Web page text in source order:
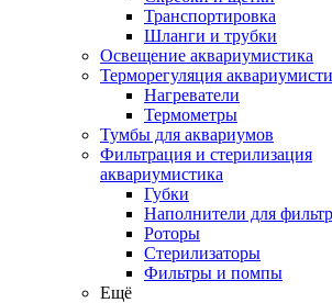
Транспортировка
Шланги и трубки
Освещение аквариумистика
Терморегуляция
Нагреватели
Термометры
Тумбы для аквариумов
Фильтрация и стерилизация
аквариумистика
Губки
Наполнители для
Роторы
Стерилизаторы
Фильтры и помпы
Ещё